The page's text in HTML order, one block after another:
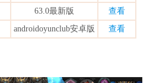
63.0最新版
查看
androidoyunclub安卓版 查看